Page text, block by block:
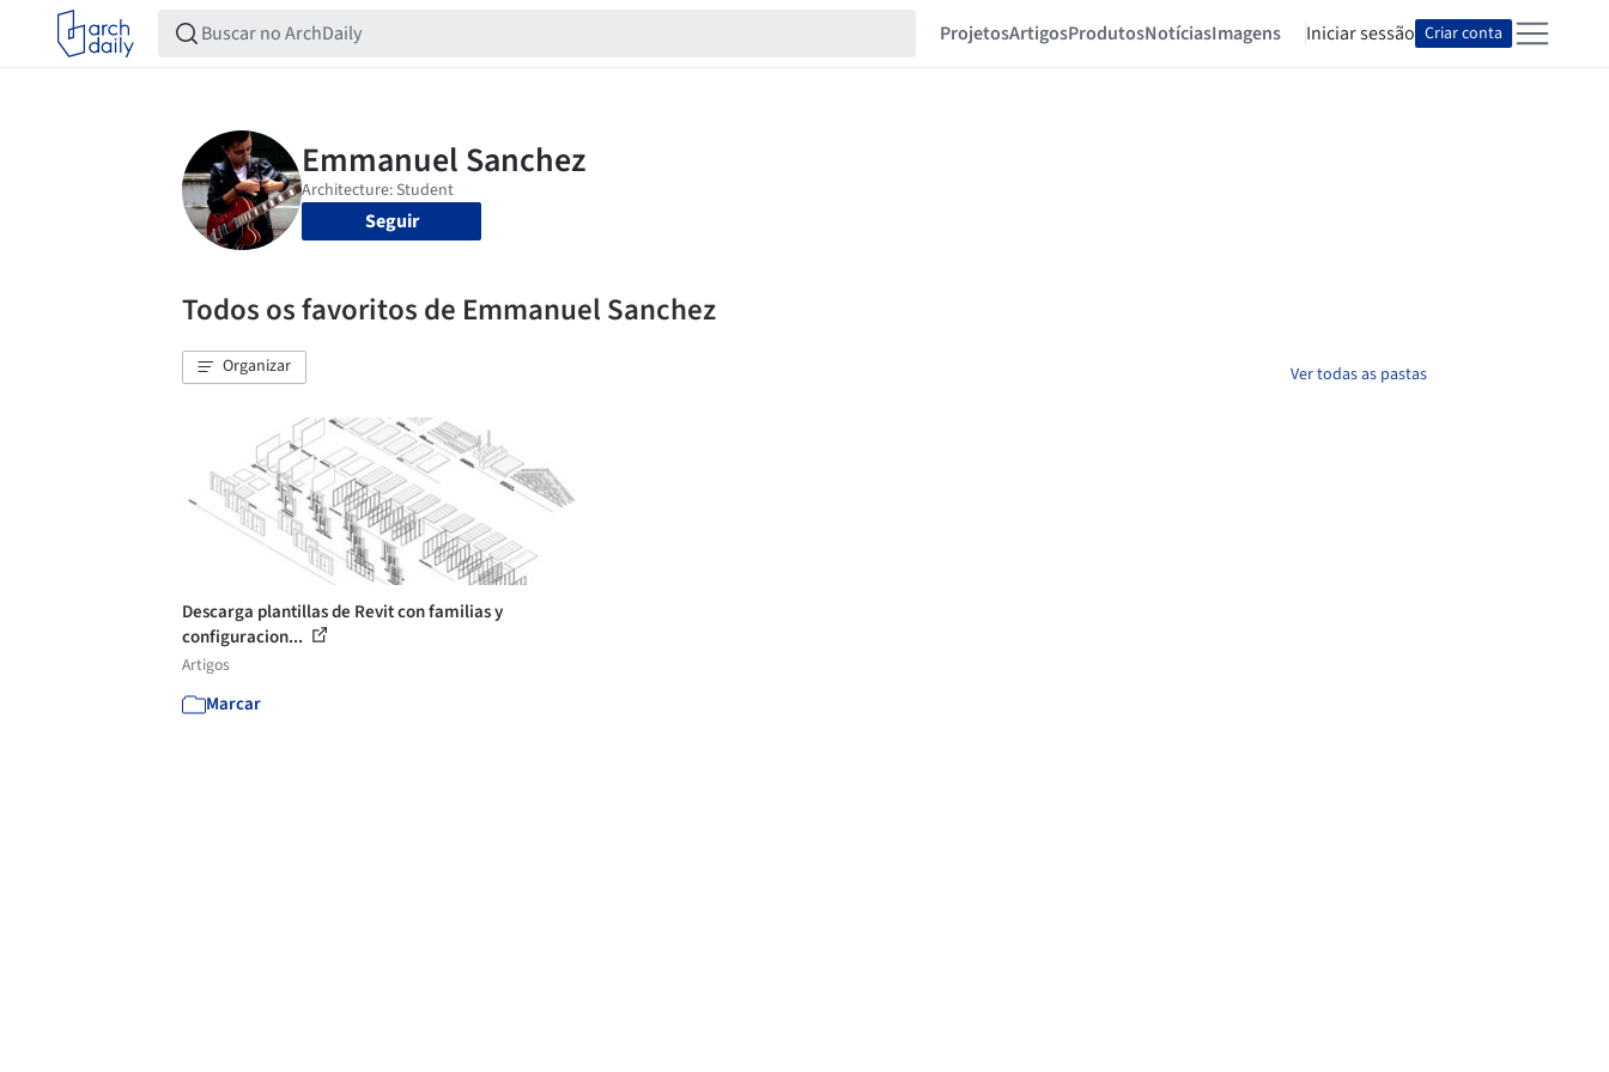
ProjetosArtigosProdutosNotíciasImagens Iniciar sessão Criar conta
Seguir
Todos os favoritos de Emmanuel Sanchez
Organizar Ver todas as pastas
Descarga plantillas de Revit con familias y
configuracion...
Artigos
Marcar